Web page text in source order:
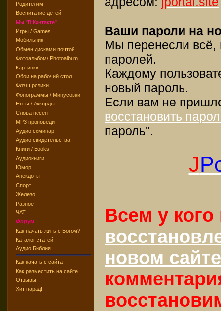
Родителям
Воспитание детей
Мы "В Контакте"
Игры / Games
Мобильник
Обмен дисками почтой
Фотоальбом/ Photoalbum
Картинки
Обои на рабочий стол
Флэш ролики
Фонограммы / Минусовки
Ноты / Аккорды
Слова песен
MP3 проповеди
Аудио семинар
Аудио свидетельства
Книги / Books
Аудиокниги
Юмор
Анекдоты
Спорт
Железо
Разное
ЧАТ
Форум
Как начать жить с Богом?
Каталог статей
Аудио Библия
Как качать с сайта
Как разместить на сайте
Отзывы
Хит парад!
Ваши пароли на
Мы перенесли всё,
паролей.
Каждому
новый пароль.
Если вам не
восстановить
пароль".
J
Всем у
новом сайте